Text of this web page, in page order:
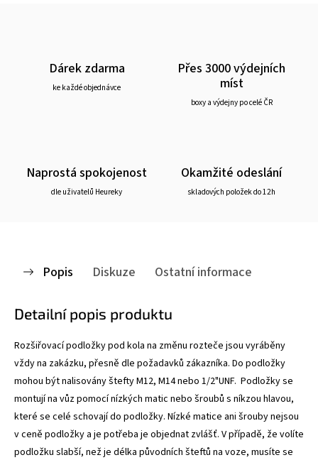
Dárek zdarma
ke každé objednávce
Přes 3000 výdejních
míst
boxy a výdejny po celé ČR
Naprostá spokojenost
dle uživatelů Heureky
Okamžité odeslání
skladových položek do 12h
Popis Diskuze Ostatní informace
Detailní popis produktu
Rozšiřovací podložky pod kola na změnu rozteče jsou vyráběny
vždy na zakázku, přesně dle požadavků zákazníka. Do podložky
mohou být nalisovány štefty M12, M14 nebo 1/2"UNF. Podložky se
montují na vůz pomocí nízkých matic nebo šroubů s níkzou hlavou,
které se celé schovají do podložky. Nízké matice ani šrouby nejsou
v ceně podložky a je potřeba je objednat zvlášť. V případě, že volíte
podložku slabší, než je délka původních šteftů na voze, musíte se